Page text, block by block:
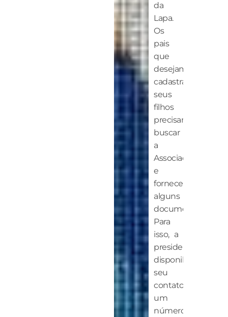
da
Lapa.
Os
pais
que
desejam
cadastrar
seus
filhos
precisam
buscar
a
Associação
e
fornecer
alguns
documentos.
Para
isso, a
presidente
disponibiliza
seu
contato,
um
número